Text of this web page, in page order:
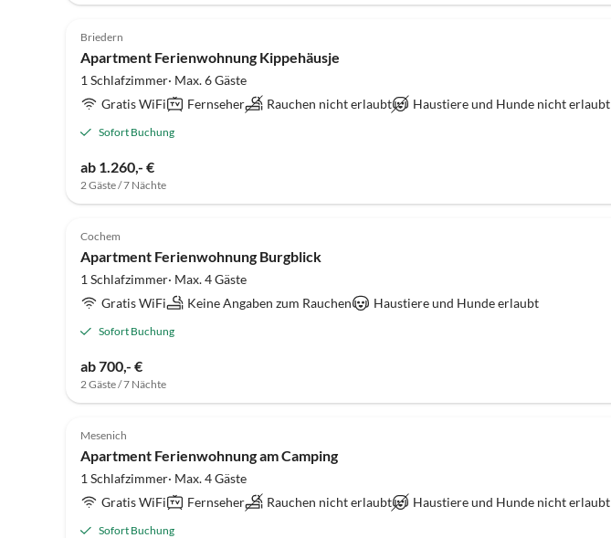
Briedern
Apartment Ferienwohnung Kippehäusje
1 Schlafzimmer· Max. 6 Gäste
Gratis WiFi
Fernseher Rauchen nicht erlaubt Haustiere und Hunde nicht erlaubt
Sofort Buchung
ab 1.260,- €
2 Gäste / 7 Nächte
Cochem
Apartment Ferienwohnung Burgblick
1 Schlafzimmer· Max. 4 Gäste
Gratis WiFi
Keine Angaben zum Rauchen Haustiere und Hunde erlaubt
Sofort Buchung
ab 700,- €
2 Gäste / 7 Nächte
Mesenich
Apartment Ferienwohnung am Camping
1 Schlafzimmer· Max. 4 Gäste
Gratis WiFi
Fernseher Rauchen nicht erlaubt Haustiere und Hunde nicht erlaubt
Sofort Buchung